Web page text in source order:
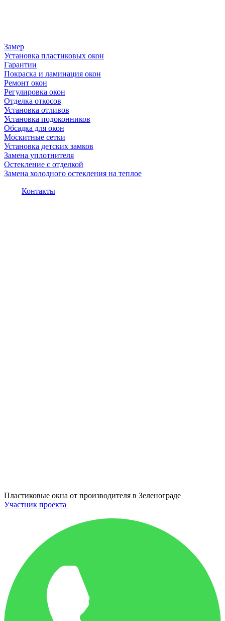
Замер
Установка пластиковых окон
Гарантии
Покраска и ламинация окон
Ремонт окон
Регулировка окон
Отделка откосов
Установка отливов
Установка подоконников
Обсадка для окон
Москитные сетки
Установка детских замков
Замена уплотнителя
Остекление с отделкой
Замена холодного остекления на теплое
Контакты
Пластиковые окна от производителя в Зеленограде
Участник проекта